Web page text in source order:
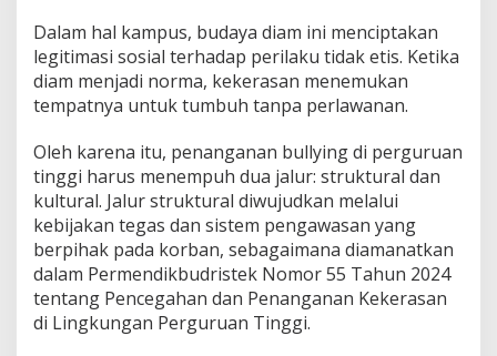
Dalam hal kampus, budaya diam ini menciptakan
legitimasi sosial terhadap perilaku tidak etis. Ketika
diam menjadi norma, kekerasan menemukan
tempatnya untuk tumbuh tanpa perlawanan.
Oleh karena itu, penanganan bullying di perguruan
tinggi harus menempuh dua jalur: struktural dan
kultural. Jalur struktural diwujudkan melalui
kebijakan tegas dan sistem pengawasan yang
berpihak pada korban, sebagaimana diamanatkan
dalam Permendikbudristek Nomor 55 Tahun 2024
tentang Pencegahan dan Penanganan Kekerasan
di Lingkungan Perguruan Tinggi.